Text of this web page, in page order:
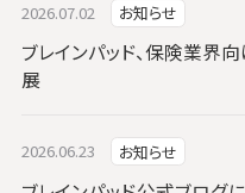
2026.07.02 お知らせ
ブレインパッド、保険業界
展
2026.06.23 お知らせ